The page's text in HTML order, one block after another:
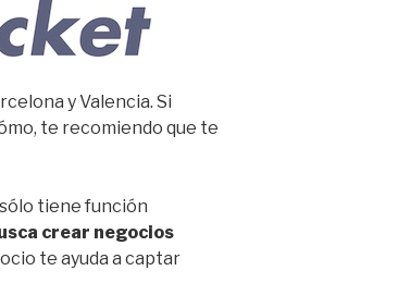
y Valencia. Si
te recomiendo que te
tiene función
crear negocios
te ayuda a captar